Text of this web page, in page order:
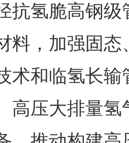
抗氢脆高钢
料，加强固
术和临氢长
高压大排量